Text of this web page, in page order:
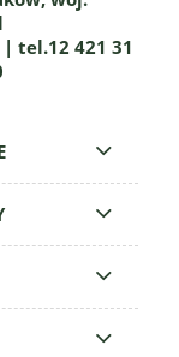
tel.12 421 31